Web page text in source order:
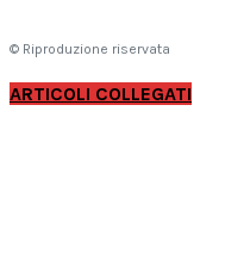
© Riproduzione riservata
ARTICOLI COLLEGATI